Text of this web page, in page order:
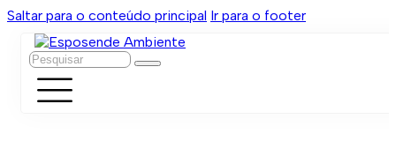
Saltar para o conteúdo principal Ir para o footer
Pesquisar